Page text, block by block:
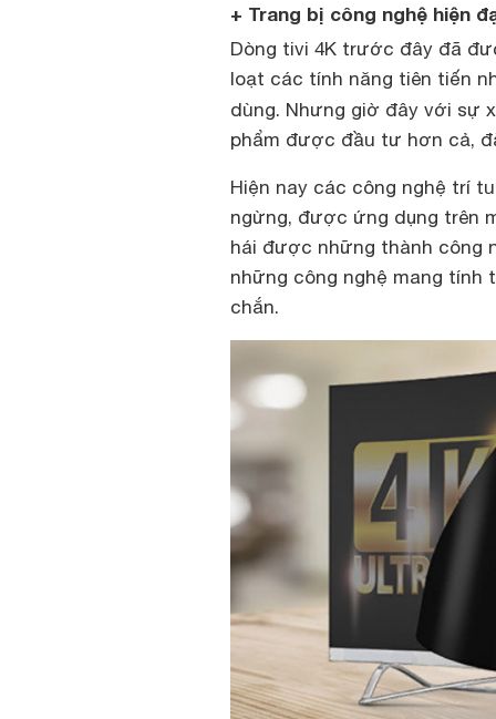
+ Trang bị công nghệ hiện
Dòng tivi 4K trước đây đã
loạt các tính năng tiên tiến
dùng. Nhưng giờ đây với sự
phẩm được đầu tư hơn cả,
Hiện nay các công nghệ trí
ngừng, được ứng dụng trên
hái được những thành công
những công nghệ mang tính
chắn.